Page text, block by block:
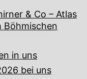
& Co – Atlas
Böhmischen
in uns
bei uns